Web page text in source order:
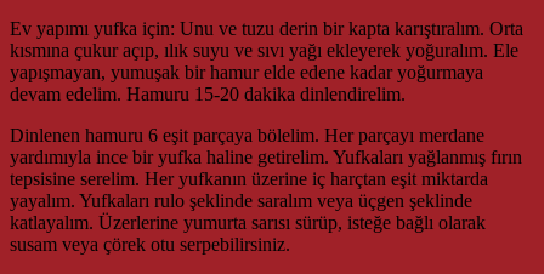
Ev yapımı yufka için: Unu ve tuzu derin bir kapta karıştıralım. Orta
kısmına çukur açıp, ılık suyu ve sıvı yağı ekleyerek yoğuralım. Ele
yapışmayan, yumuşak bir hamur elde edene kadar yoğurmaya
devam edelim. Hamuru 15-20 dakika dinlendirelim.
Dinlenen hamuru 6 eşit parçaya bölelim. Her parçayı merdane
yardımıyla ince bir yufka haline getirelim. Yufkaları yağlanmış fırın
tepsisine serelim. Her yufkanın üzerine iç harçtan eşit miktarda
yayalım. Yufkaları rulo şeklinde saralım veya üçgen şeklinde
katlayalım. Üzerlerine yumurta sarısı sürüp, isteğe bağlı olarak
susam veya çörek otu serpebilirsiniz.